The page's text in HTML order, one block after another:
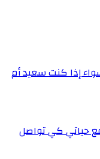
إذا كنت سعيد أم
حياتي كي تواصل